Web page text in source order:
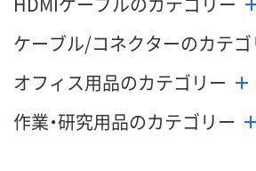
ケーブル/コネクターのカテゴ
オフィス用品のカテゴリー
作業・研究用品のカテゴリー